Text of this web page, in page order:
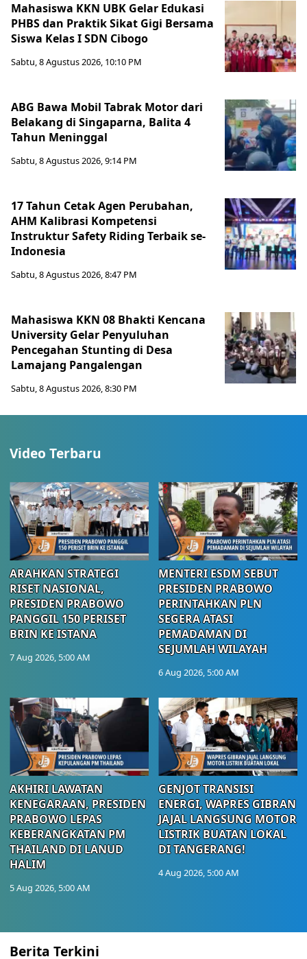
Mahasiswa KKN UBK Gelar Edukasi
PHBS dan Praktik Sikat Gigi Bersama
Siswa Kelas I SDN Cibogo
Sabtu, 8 Agustus 2026, 10:10 PM
ABG Bawa Mobil Tabrak Motor dari
Belakang di Singaparna, Balita 4
Tahun Meninggal
Sabtu, 8 Agustus 2026, 9:14 PM
17 Tahun Cetak Agen Perubahan,
AHM Kalibrasi Kompetensi
Instruktur Safety Riding Terbaik se-
Indonesia
Sabtu, 8 Agustus 2026, 8:47 PM
Mahasiswa KKN 08 Bhakti Kencana
University Gelar Penyuluhan
Pencegahan Stunting di Desa
Lamajang Pangalengan
Sabtu, 8 Agustus 2026, 8:30 PM
Video Terbaru
ARAHKAN STRATEGI
RISET NASIONAL,
PRESIDEN PRABOWO
PANGGIL 150 PERISET
BRIN KE ISTANA
7 Aug 2026, 5:00 AM
MENTERI ESDM SEBUT
PRESIDEN PRABOWO
PERINTAHKAN PLN
SEGERA ATASI
PEMADAMAN DI
SEJUMLAH WILAYAH
6 Aug 2026, 5:00 AM
AKHIRI LAWATAN
KENEGARAAN, PRESIDEN
PRABOWO LEPAS
KEBERANGKATAN PM
THAILAND DI LANUD
HALIM
5 Aug 2026, 5:00 AM
GENJOT TRANSISI
ENERGI, WAPRES GIBRAN
JAJAL LANGSUNG MOTOR
LISTRIK BUATAN LOKAL
DI TANGERANG!
4 Aug 2026, 5:00 AM
Berita Terkini